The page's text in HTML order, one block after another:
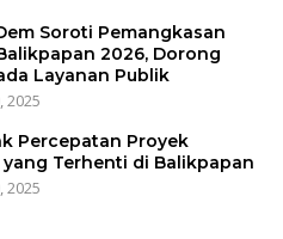
Soroti Pemangkasan
2026, Dorong
Layanan Publik
2025
Percepatan Proyek
Terhenti di Balikpapan
2025